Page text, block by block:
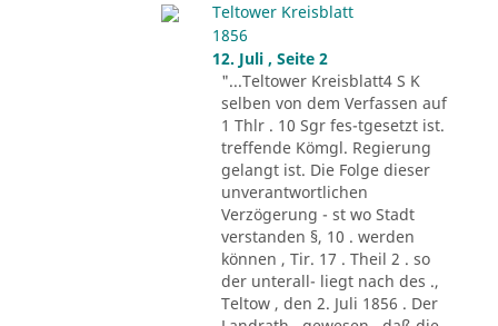
Teltower Kreisblatt
1856
12. Juli , Seite 2
"...Teltower Kreisblatt4 S K
selben von dem Verfassen auf
1 Thlr . 10 Sgr fes-tgesetzt ist.
treffende Kömgl. Regierung
gelangt ist. Die Folge dieser
unverantwortlichen
Verzögerung - st wo Stadt
verstanden §, 10 . werden
können , Tir. 17 . Theil 2 . so
der unterall- liegt nach des .,
Teltow , den 2. Juli 1856 . Der